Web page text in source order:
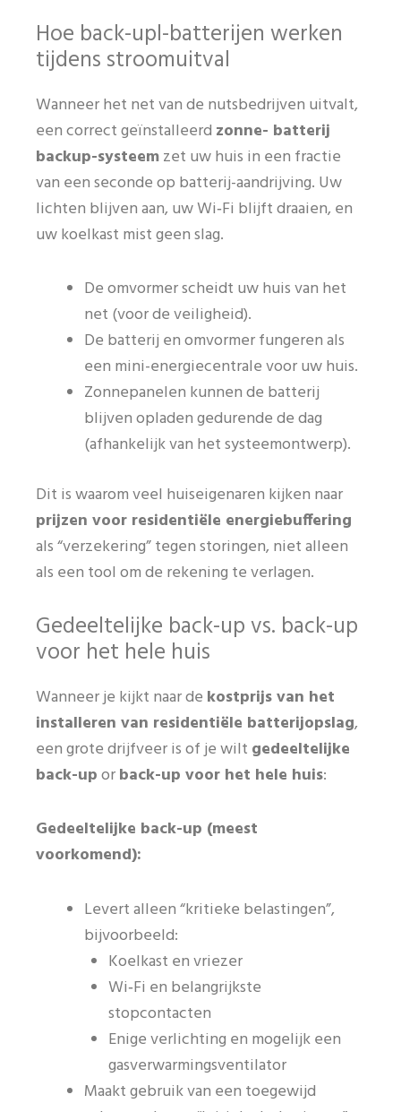
Hoe back-upl-batterijen werken
tijdens stroomuitval
Wanneer het net van de nutsbedrijven uitvalt,
een correct geïnstalleerd zonne- batterij
backup-systeemzet uw huis in een fractie
van een seconde op batterij-aandrijving. Uw
lichten blijven aan, uw Wi‑Fi blijft draaien, en
uw koelkast mist geen slag.
De omvormer scheidt uw huis van het
net (voor de veiligheid).
De batterij en omvormer fungeren als
een mini-energiecentrale voor uw huis.
Zonnepanelen kunnen de batterij
blijven opladen gedurende de dag
(afhankelijk van het systeemontwerp).
Dit is waarom veel huiseigenaren kijken naar
prijzen voor residentiële energiebuffering
als “verzekering” tegen storingen, niet alleen
als een tool om de rekening te verlagen.
Gedeeltelijke back-up vs. back-up
voor het hele huis
Wanneer je kijkt naar de kostprijs van het
installeren van residentiële batterijopslag,
een grote drijfveer is of je wilt gedeeltelijke
back-uporback-up voor het hele huis:
Gedeeltelijke back-up (meest
voorkomend):
Levert alleen “kritieke belastingen”,
bijvoorbeeld:
Koelkast en vriezer
Wi‑Fi en belangrijkste
stopcontacten
Enige verlichting en mogelijk een
gasverwarmingsventilator
Maakt gebruik van een toegewijd